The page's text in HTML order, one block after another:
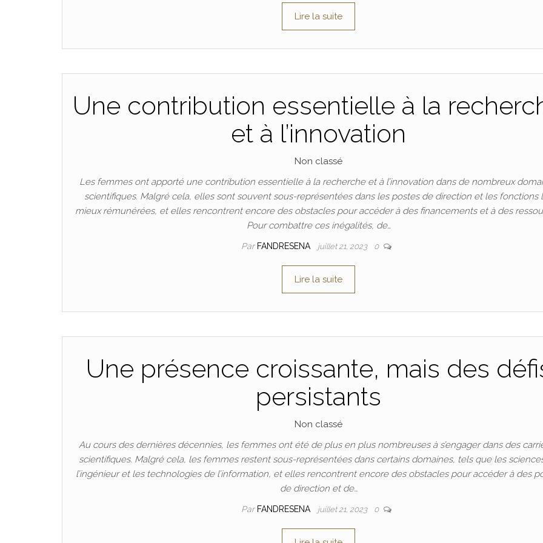
Lire la suite
Une contribution essentielle à la
et à l’innovation
Non classé
Les femmes ont apporté une contribution essentielle à la recherche et à l’innovation dans de nombreux
scientifiques. Malgré cela, elles sont souvent sous-représentées dans les postes de direction et les fonctions
mieux rémunérées, et elles rencontrent encore des obstacles pour accéder à des financements et à des
Pour combattre ces inégalités, de…
Par FANDRESENA juillet 21, 2023 0
Lire la suite
Une présence croissante, mais des
persistants
Non classé
Au cours des dernières décennies, les femmes ont été de plus en plus nombreuses à s’engager dans des
scientifiques. Malgré cela, les femmes restent sous-représentées dans certains domaines, tels que les
l’ingénieur et les technologies de l’information, et elles rencontrent encore des obstacles pour accéder à des
de direction et de…
Par FANDRESENA juillet 21, 2023 0